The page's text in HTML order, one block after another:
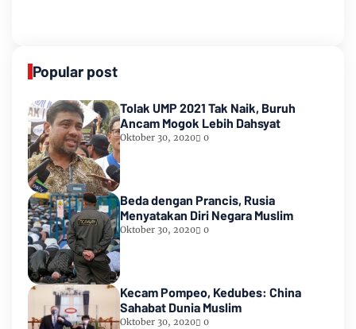
Popular post
Tolak UMP 2021 Tak Naik, Buruh
Ancam Mogok Lebih Dahsyat
Oktober 30, 2020 0
Beda dengan Prancis, Rusia
Menyatakan Diri Negara Muslim
Oktober 30, 2020 0
Kecam Pompeo, Kedubes: China
Sahabat Dunia Muslim
Oktober 30, 2020 0